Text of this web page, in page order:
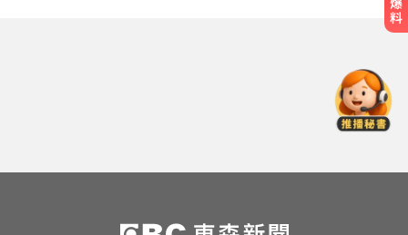
訊
莫名發燒好不了？醫揭精準診斷關